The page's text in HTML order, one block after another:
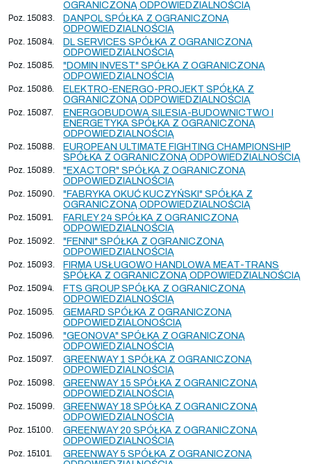
OGRANICZONĄ ODPOWIEDZIALNOŚCIĄ
Poz. 15083.
DANPOL SPÓŁKA Z OGRANICZONĄ
ODPOWIEDZIALNOŚCIĄ
Poz. 15084.
DL SERVICES SPÓŁKA Z OGRANICZONĄ
ODPOWIEDZIALNOŚCIĄ
Poz. 15085.
"DOMIN INVEST" SPÓŁKA Z OGRANICZONĄ
ODPOWIEDZIALNOŚCIĄ
Poz. 15086.
ELEKTRO-ENERGO-PROJEKT SPÓŁKA Z
OGRANICZONĄ ODPOWIEDZIALNOŚCIĄ
Poz. 15087.
ENERGOBUDOWA SILESIA-BUDOWNICTWO I
ENERGETYKA SPÓŁKA Z OGRANICZONĄ
ODPOWIEDZIALNOŚCIĄ
Poz. 15088.
EUROPEAN ULTIMATE FIGHTING CHAMPIONSHIP
SPÓŁKA Z OGRANICZONĄ ODPOWIEDZIALNOŚCIĄ
Poz. 15089.
"EXACTOR" SPÓŁKA Z OGRANICZONĄ
ODPOWIEDZIALNOŚCIĄ
Poz. 15090.
"FABRYKA OKUĆ KUCZYŃSKI" SPÓŁKA Z
OGRANICZONĄ ODPOWIEDZIALNOŚCIĄ
Poz. 15091.
FARLEY 24 SPÓŁKA Z OGRANICZONĄ
ODPOWIEDZIALNOŚCIĄ
Poz. 15092.
"FENNI" SPÓŁKA Z OGRANICZONĄ
ODPOWIEDZIALNOŚCIĄ
Poz. 15093.
FIRMA USŁUGOWO HANDLOWA MEAT-TRANS
SPÓŁKA Z OGRANICZONĄ ODPOWIEDZIALNOŚCIĄ
Poz. 15094.
FTS GROUP SPÓŁKA Z OGRANICZONĄ
ODPOWIEDZIALNOŚCIĄ
Poz. 15095.
GEMARD SPÓŁKA Z OGRANICZONĄ
ODPOWIEDZIALONOŚCIĄ
Poz. 15096.
"GEONOVA" SPÓŁKA Z OGRANICZONĄ
ODPOWIEDZIALNOŚCIĄ
Poz. 15097.
GREENWAY 1 SPÓŁKA Z OGRANICZONĄ
ODPOWIEDZIALNOŚCIĄ
Poz. 15098.
GREENWAY 15 SPÓŁKA Z OGRANICZONĄ
ODPOWIEDZIALNOŚCIĄ
Poz. 15099.
GREENWAY 18 SPÓŁKA Z OGRANICZONĄ
ODPOWIEDZIALNOŚCIĄ
Poz. 15100.
GREENWAY 20 SPÓŁKA Z OGRANICZONĄ
ODPOWIEDZIALNOŚCIĄ
Poz. 15101.
GREENWAY 5 SPÓŁKA Z OGRANICZONĄ